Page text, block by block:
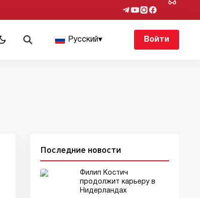
Русский▾ Войти
Последние новости
Филип Костич
продолжит карьеру в
Нидерландах